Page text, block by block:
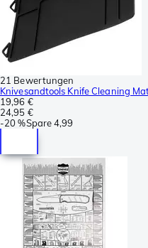
21 Bewertungen
Knivesandtools Knife Cleaning
19,96 €
24,95 €
-20 %Spare4,99